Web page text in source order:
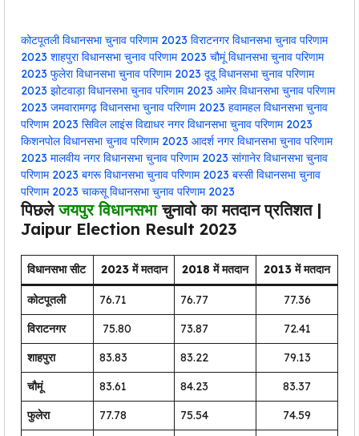
कोटपूतली विधानसभा चुनाव परिणाम 2023 विराटनगर विधानसभा चुनाव परिणाम
2023 शाहपुरा विधानसभा चुनाव परिणाम 2023 चौमूं विधानसभा चुनाव परिणाम
2023 फुलेरा विधानसभा चुनाव परिणाम 2023 दूदू विधानसभा चुनाव परिणाम
2023 झोटवाड़ा विधानसभा चुनाव परिणाम 2023 आमेर विधानसभा चुनाव परिणाम
2023 जमवारामगढ़ विधानसभा चुनाव परिणाम 2023 हवामहल विधानसभा चुनाव
परिणाम 2023 सिविल लाइंस विद्याधर नगर विधानसभा चुनाव परिणाम 2023
किशनपोल विधानसभा चुनाव परिणाम 2023 आदर्श नगर विधानसभा चुनाव परिणाम
2023 मालवीय नगर विधानसभा चुनाव परिणाम 2023 सांगानेर विधानसभा चुनाव
परिणाम 2023 बगरू विधानसभा चुनाव परिणाम 2023 बस्सी विधानसभा चुनाव
परिणाम 2023 चाकसू विधानसभा चुनाव परिणाम 2023
पिछलेजयपुर विधानसभाचुनावो का मतदान प्रतिशत |
Jaipur Election Result 2023
विधानसभा सीट 2023 में मतदान 2018 में मतदान 2013 में मतदान
कोटपूतली 76.71 76.77
77.36
विराटनगर
75.80 73.87
72.41
शाहपुरा
83.83 83.22
79.13
चौमूं
83.61 84.23
83.37
फुलेरा
77.78 75.54
74.59